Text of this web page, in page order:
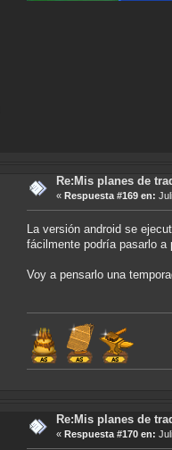
Re:Mis planes de
« Respuesta #169 en:
La versión android se
fácilmente podría pasarlo
Voy a pensarlo una
Re:Mis planes de
« Respuesta #170 en: